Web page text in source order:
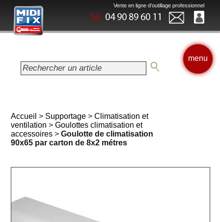
Vente en ligne d'outillage professionnel
Tél. 04 90 89 60 11
menu
Accueil > Supportage >Climatisation et
ventilation >Goulottes climatisation et
accessoires >Goulotte de climatisation
90x65 par carton de 8x2 métres